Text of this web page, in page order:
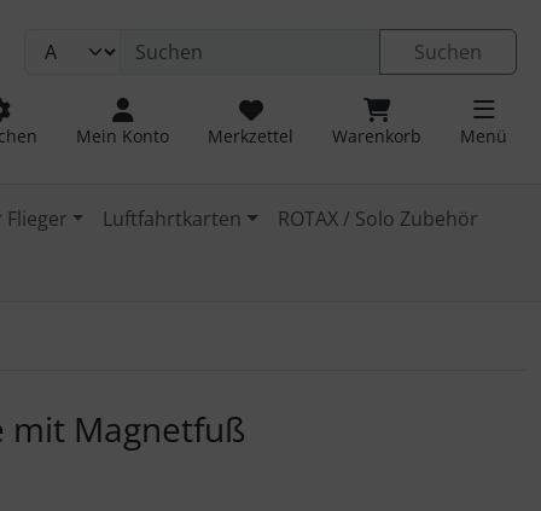
Suchen
Mein Konto Merkzettel Warenkorb Menü
Luftfahrtkarten ROTAX / Solo Zubehör
mit Magnetfuß